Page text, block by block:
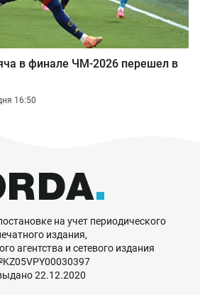
в финале ЧМ-2026 перешел в
16:50
на учет периодического
издания,
агентства и сетевого издания
22.12.2020